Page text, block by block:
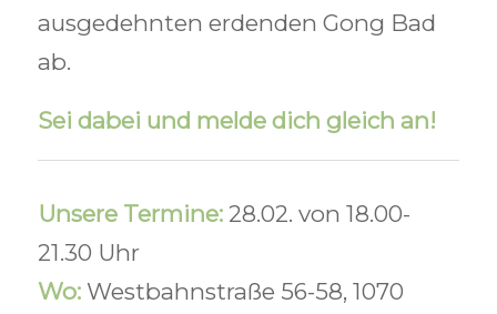
ausgedehnten erdenden Gong Bad
ab.
Sei dabei und melde dich gleich an!
Unsere Termine: 28.02. von 18.00-
21.30 Uhr
Wo: Westbahnstraße 56-58, 1070